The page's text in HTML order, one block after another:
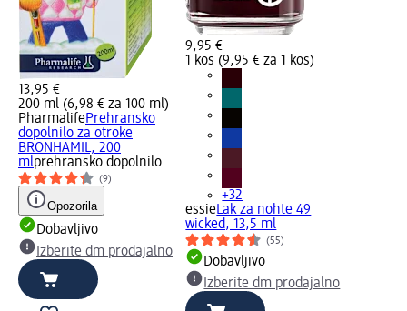
13,95 €
200 ml (6,98 € za 100 ml)
PharmalifePrehransko
dopolnilo za otroke
BRONHAMIL, 200
mlprehransko dopolnilo
(9)
Opozorila
Dobavljivo
Izberite dm prodajalno
9,95 €
1 kos (9,95 € za 1 kos)
+32
essieLak za nohte 49
wicked, 13,5 ml
(55)
Dobavljivo
Izberite dm prodajalno